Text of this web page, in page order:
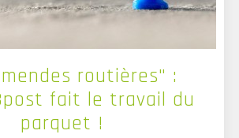
routières" :
fait le travail du
parquet !